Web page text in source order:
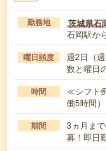
勤務地 茨城県石
石岡駅か
曜日頻度
週2日（
数と曜日
時間
≪シフト
働5時間
期間
3ヵ月ま
募！即日